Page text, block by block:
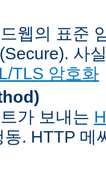
웹의 표준
사
TLS 암호화
가 보내는
동. HTTP 메